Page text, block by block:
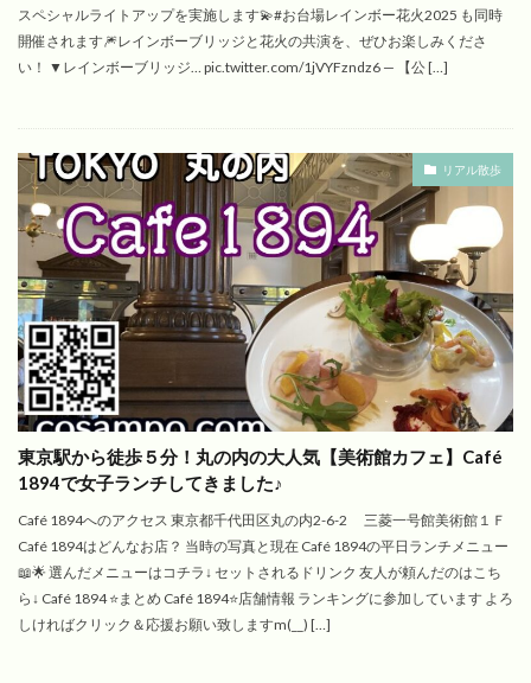
スペシャルライトアップを実施します💫#お台場レインボー花火2025 も同時
開催されます🎆レインボーブリッジと花火の共演を、ぜひお楽しみくださ
い！ ▼レインボーブリッジ… pic.twitter.com/1jVYFzndz6 — 【公 […]
リアル散歩
東京駅から徒歩５分！丸の内の大人気【美術館カフェ】Café
1894で女子ランチしてきました♪
Café 1894へのアクセス 東京都千代田区丸の内2-6-2 三菱一号館美術館１Ｆ
Café 1894はどんなお店？ 当時の写真と現在 Café 1894の平日ランチメニュー
📖🌟 選んだメニューはコチラ↓ セットされるドリンク 友人が頼んだのはこち
ら↓ Café 1894 ⭐️まとめ Café 1894⭐️店舗情報 ランキングに参加しています よろ
しければクリック＆応援お願い致しますm(__) […]